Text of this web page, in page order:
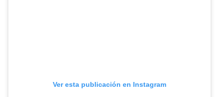
Ver esta publicación en Instagram